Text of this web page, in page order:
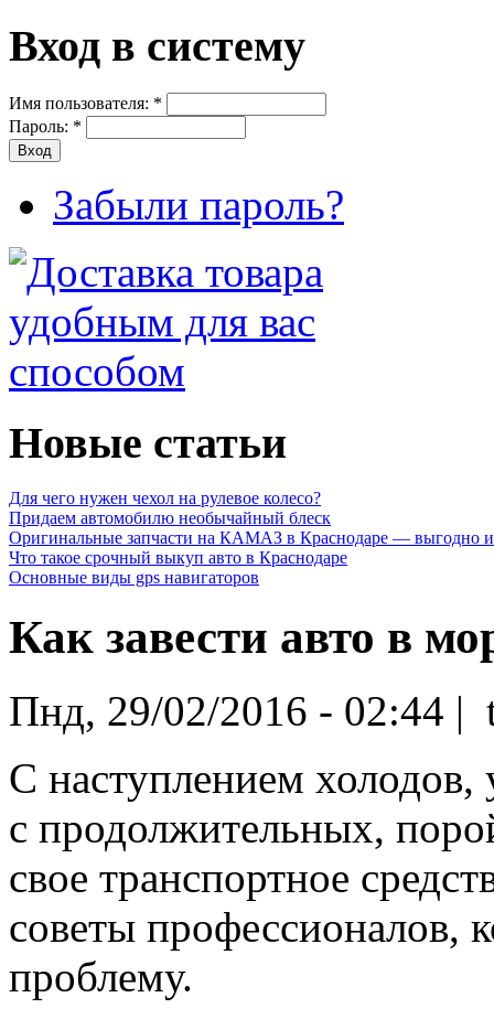
Вход в систему
Имя пользователя: *
Пароль: *
Забыли пароль?
Новые статьи
Для чего нужен чехол на рулевое колесо?
Придаем автомобилю необычайный блеск
Оригинальные запчасти на КАМАЗ в Краснодаре — выгодно и
Что такое срочный выкуп авто в Краснодаре
Основные виды gps навигаторов
Как завести авто в
Пнд, 29/02/2016 - 02:44 |
С наступлением холодов,
с продолжительных,
свое транспортное
советы профессионалов,
проблему.